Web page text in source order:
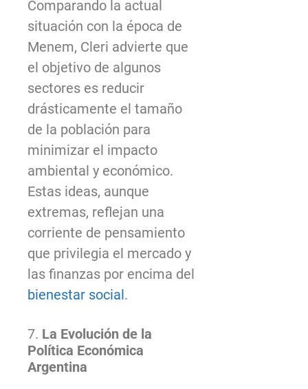
Comparando la actual
situación con la época de
Menem, Cleri advierte que
el objetivo de algunos
sectores es reducir
drásticamente el tamaño
de la población para
minimizar el impacto
ambiental y económico.
Estas ideas, aunque
extremas, reflejan una
corriente de pensamiento
que privilegia el mercado y
las finanzas por encima del
bienestar social.
7. La Evolución de la
Política Económica
Argentina